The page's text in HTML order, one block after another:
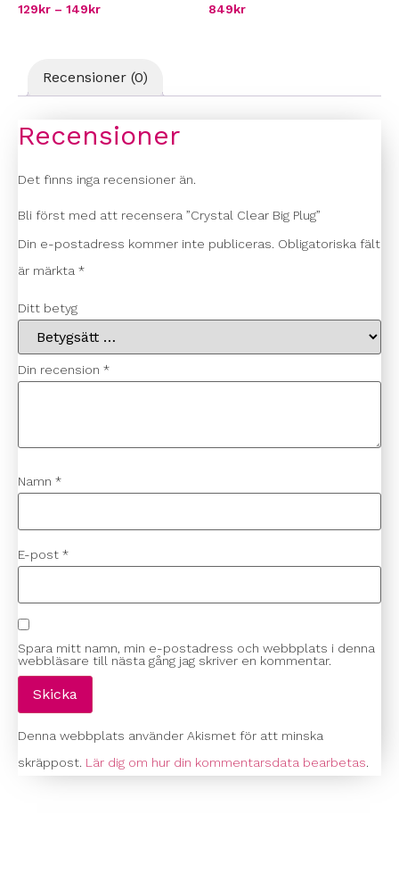
Recensioner (0)
Recensioner
Det finns inga recensioner än.
Bli först med att recensera ”Crystal Clear Big Plug”
Din e-postadress kommer inte publiceras. Obligatoriska fält
är märkta *
Ditt betyg
Din recension *
Namn *
E-post *
Spara mitt namn, min e-postadress och webbplats i denna
webbläsare till nästa gång jag skriver en kommentar.
Denna webbplats använder Akismet för att minska
skräppost. Lär dig om hur din kommentarsdata bearbetas.
129kr – 149kr 849kr